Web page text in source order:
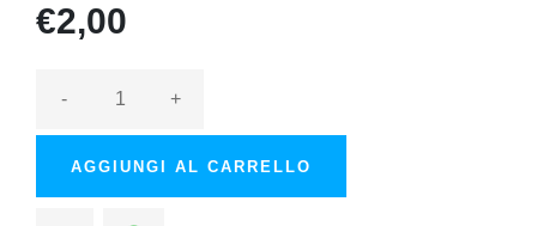
€2,00
- +
AGGIUNGI AL CARRELLO